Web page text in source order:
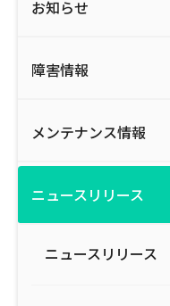
会社案内
お知らせ
お知らせ
障害情報
メンテナンス情報
ニュースリリース
ニュースリリース